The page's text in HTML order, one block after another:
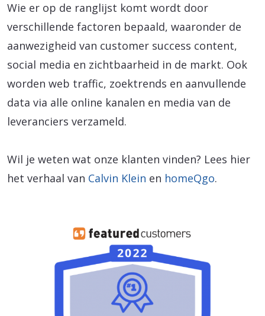
Wie er op de ranglijst komt wordt door
verschillende factoren bepaald, waaronder de
aanwezigheid van customer success content,
social media en zichtbaarheid in de markt. Ook
worden web traffic, zoektrends en aanvullende
data via alle online kanalen en media van de
leveranciers verzameld.
Wil je weten wat onze klanten vinden? Lees hier
het verhaal van Calvin Klein en homeQgo.